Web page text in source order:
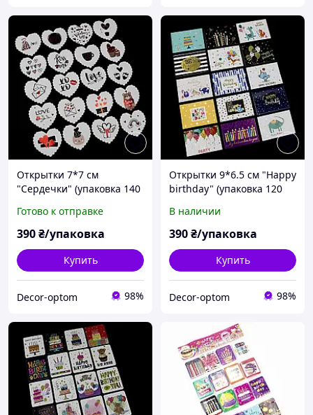
Открытки 7*7 см
"Сердечки" (упаковка 140
Готово к отправке
390₴/упаковка
Купить
Decor-optom 98%
Открытки 9*6.5 см "Happy
birthday" (упаковка 120
В наличии
390₴/упаковка
Купить
Decor-optom 98%